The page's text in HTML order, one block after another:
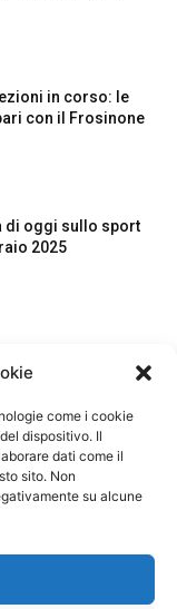
come i cookie
dispositivo. Il
dati come il
sito. Non
su alcune
in corso: le
con il Frosinone
di oggi sullo sport
2025